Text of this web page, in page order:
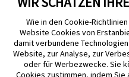
Wie in den Cookie-
Website Cookies von
damit verbundene
Website, zur Analyse, zur
oder für Werbezwecke. Sie
Cookies zustimmen, indem